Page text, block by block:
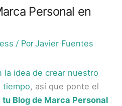
Personal en
/ PorJavier Fuentes
la idea de crear nuestro
tiempo, así que ponte el
tu Blog de Marca Personal